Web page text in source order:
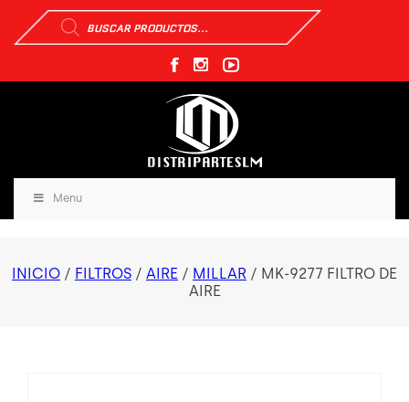
Búsqueda
de
productos
Menu
INICIO / FILTROS / AIRE / MILLAR / MK-9277 FILTRO DE
AIRE